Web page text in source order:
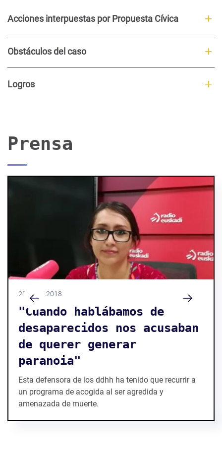
Acciones interpuestas por Propuesta Cívica
Obstáculos del caso
Logros
Prensa
20 / 11 / 2018
"Cuando hablábamos de
desaparecidos nos acusaban
de querer generar
paranoia"
Esta defensora de los ddhh ha tenido que recurrir a
un programa de acogida al ser agredida y
amenazada de muerte.